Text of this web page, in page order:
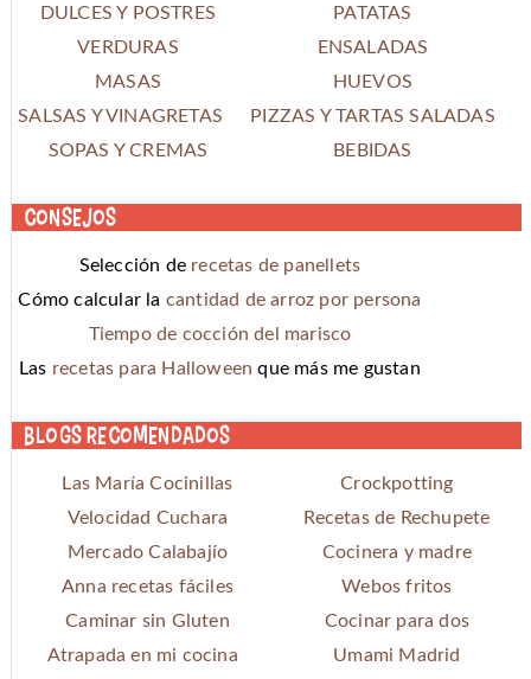
DULCES Y POSTRES
PATATAS
VERDURAS
ENSALADAS
MASAS
HUEVOS
SALSAS Y VINAGRETAS
PIZZAS Y TARTAS SALADAS
SOPAS Y CREMAS
BEBIDAS
Consejos
Selección de recetas de panellets
Cómo calcular la cantidad de arroz por persona
Tiempo de cocción del marisco
Las recetas para Halloween que más me gustan
Blogs recomendados
Las María Cocinillas
Crockpotting
Velocidad Cuchara
Recetas de Rechupete
Mercado Calabajío
Cocinera y madre
Anna recetas fáciles
Webos fritos
Caminar sin Gluten
Cocinar para dos
Atrapada en mi cocina
Umami Madrid